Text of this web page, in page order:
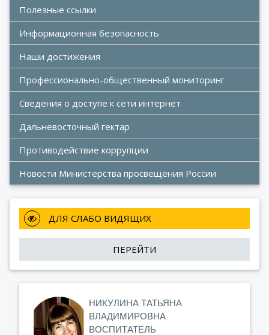
Полезные ссылки
Информационная безопасность
Наши достижения
Профессионально-общественный мониторинг
Сведения о доступе к сети интернет
Дальневосточный гектар
Противодействие коррупции
Новости Министерства просвещения России
ДЛЯ СЛАБО ВИДЯЩИХ
ПЕРЕЙТИ
НИКУЛИНА ТАТЬЯНА
ВЛАДИМИРОВНА
ВОСПИТАТЕЛЬ